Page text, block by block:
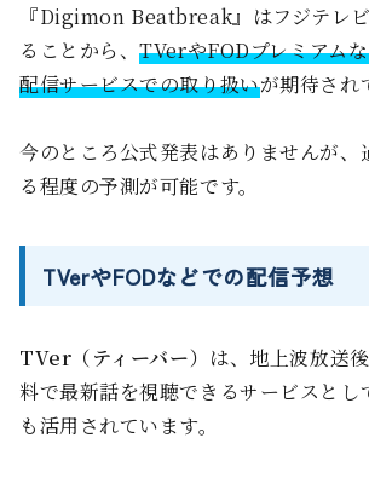
『Digimon Beatbreak』はフジテレ
ることから、TVerやFODプレミアム
配信サービスでの取り扱いが期待され
今のところ公式発表はありませんが、
る程度の予測が可能です。
TVerやFODなどでの配信予想
TVer（ティーバー） は、地上波放送
料で最新話を視聴できるサービスとし
も活用されています。